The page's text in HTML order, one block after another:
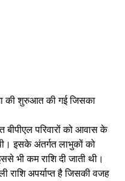
की शुरुआत की गई जिसका
परिवारों को आवास के
इसके अंतर्गत लाभुकों को
भी कम राशि दी जाती थी।
राशि अपर्याप्त है जिसकी वजह